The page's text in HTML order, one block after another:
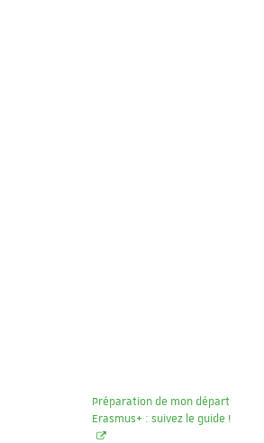
Préparation de mon départ
Erasmus+ : suivez le guide !